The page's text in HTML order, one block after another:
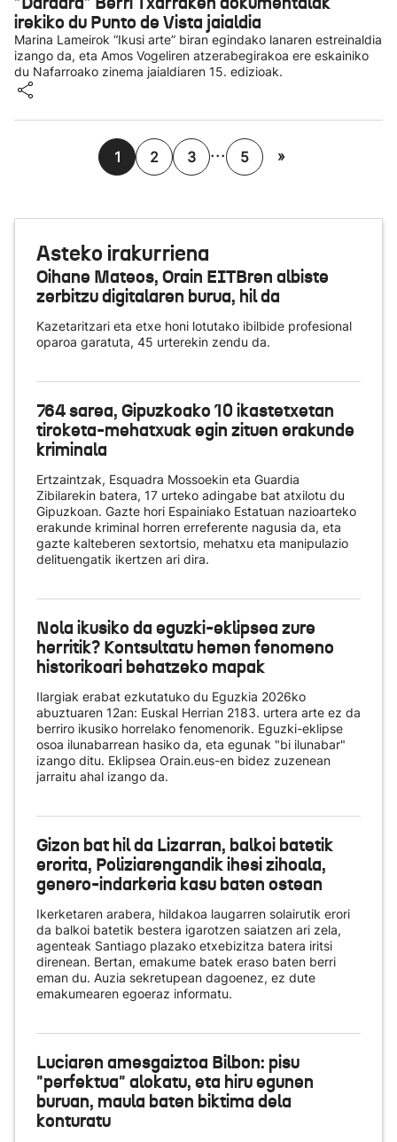
irekiko du Punto de Vista jaialdia
Marina Lameirok “Ikusi arte” biran egindako lanaren estreinaldia
izango da, eta Amos Vogeliren atzerabegirakoa ere eskainiko
du Nafarroako zinema jaialdiaren 15. edizioak.
1 2 3 ... 5 »
Asteko irakurriena
Oihane Mateos, Orain EITBren albiste
zerbitzu digitalaren burua, hil da
Kazetaritzari eta etxe honi lotutako ibilbide profesional
oparoa garatuta, 45 urterekin zendu da.
764 sarea, Gipuzkoako 10 ikastetxetan
tiroketa-mehatxuak egin zituen erakunde
kriminala
Ertzaintzak, Esquadra Mossoekin eta Guardia
Zibilarekin batera, 17 urteko adingabe bat atxilotu du
Gipuzkoan. Gazte hori Espainiako Estatuan nazioarteko
erakunde kriminal horren erreferente nagusia da, eta
gazte kalteberen sextortsio, mehatxu eta manipulazio
delituengatik ikertzen ari dira.
Nola ikusiko da eguzki-eklipsea zure
herritik? Kontsultatu hemen fenomeno
historikoari behatzeko mapak
Ilargiak erabat ezkutatuko du Eguzkia 2026ko
abuztuaren 12an: Euskal Herrian 2183. urtera arte ez da
berriro ikusiko horrelako fenomenorik. Eguzki-eklipse
osoa ilunabarrean hasiko da, eta egunak "bi ilunabar"
izango ditu. Eklipsea Orain.eus-en bidez zuzenean
jarraitu ahal izango da.
Gizon bat hil da Lizarran, balkoi batetik
erorita, Poliziarengandik ihesi zihoala,
genero-indarkeria kasu baten ostean
Ikerketaren arabera, hildakoa laugarren solairutik erori
da balkoi batetik bestera igarotzen saiatzen ari zela,
agenteak Santiago plazako etxebizitza batera iritsi
direnean. Bertan, emakume batek eraso baten berri
eman du. Auzia sekretupean dagoenez, ez dute
emakumearen egoeraz informatu.
Luciaren amesgaiztoa Bilbon: pisu
"perfektua" alokatu, eta hiru egunen
buruan, maula baten biktima dela
konturatu